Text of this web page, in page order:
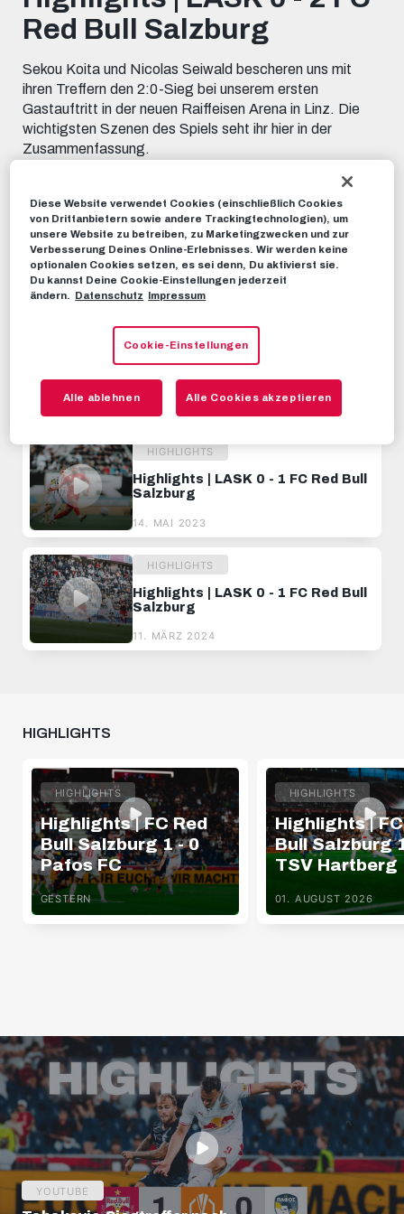
minutes,
24
seconds
Red Bull Salzburg
Sekou Koita und Nicolas Seiwald bescheren uns mit
ihren Treffern den 2:0-Sieg bei unserem ersten
Gastauftritt in der neuen Raiffeisen Arena in Linz. Die
wichtigsten Szenen des Spiels seht ihr hier in der
Zusammenfassung.
Dieses Video teilen:
Tweet
EMPFOHLENE VIDEOS
Highlights | FC Red Bull Salzburg 2
- 0 Rapid Wien
HIGHLIGHTS
Highlights | LASK 0 - 1 FC Red Bull
Salzburg
14. MAI 2023
HIGHLIGHTS
Highlights | LASK 0 - 1 FC Red Bull
Salzburg
11. MÄRZ 2024
HIGHLIGHTS
HIGHLIGHTS
Highlights | FC Red
Bull Salzburg 1 - 0
Pafos FC
GESTERN
HIGHLIGHTS
Highlights |
Bull Salzburg
TSV Hartberg
01. AUGUST 2026
YOUTUBE
Diese Website verwendet Cookies (einschließlich Cookies
von Drittanbietern sowie andere Trackingtechnologien), um
unsere Website zu betreiben, zu Marketingzwecken und zur
Verbesserung Deines Online-Erlebnisses. Wir werden keine
optionalen Cookies setzen, es sei denn, Du aktivierst sie.
Du kannst Deine Cookie-Einstellungen jederzeit
ändern. Datenschutz Impressum
Cookie-Einstellungen
Alle ablehnen Alle Cookies akzeptieren